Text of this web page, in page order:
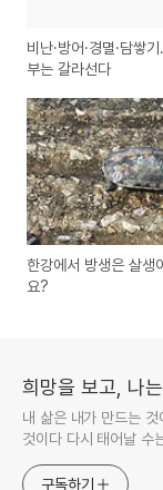
비난·방어·경멸·담쌓
부는 갈라선다
한강에서 방생은 살생
요?
희망을 보고, 나
내 삶은 내가 만드는
것이다 다시 태어날 수
구독하기